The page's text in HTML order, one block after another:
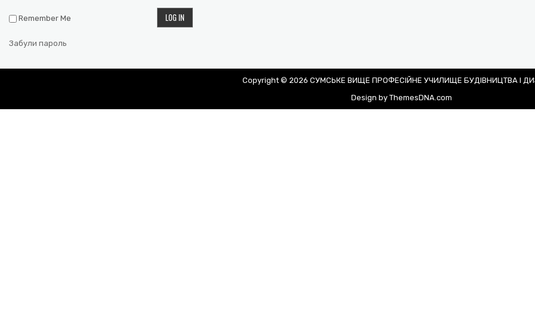
Remember Me
Забули пароль
Copyright © 2026 СУМСЬКЕ ВИЩЕ ПРОФЕСІЙНЕ УЧИЛИЩЕ БУДІВНИЦТВА І
Design by ThemesDNA.com